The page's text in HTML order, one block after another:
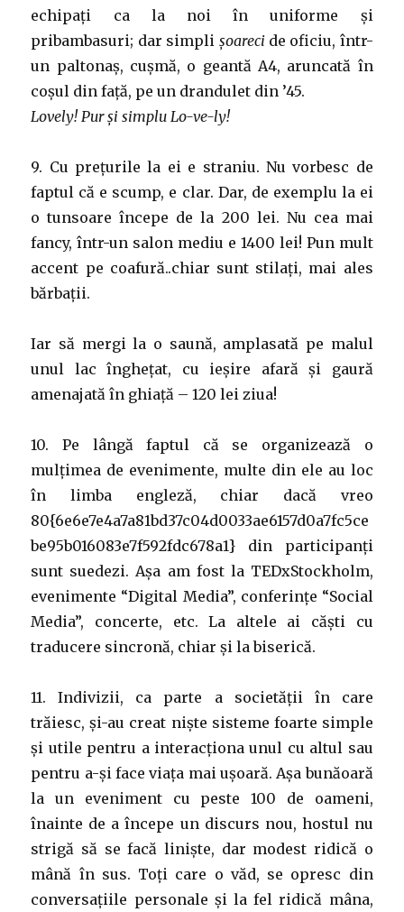
echipați ca la noi în uniforme și
pribambasuri; dar simpli șoareci de oficiu, într-
un paltonaș, cușmă, o geantă A4, aruncată în
coșul din față, pe un drandulet din ’45.
Lovely! Pur și simplu Lo-ve-ly!
9. Cu prețurile la ei e straniu. Nu vorbesc de
faptul că e scump, e clar. Dar, de exemplu la ei
o tunsoare începe de la 200 lei. Nu cea mai
fancy, într-un salon mediu e 1400 lei! Pun mult
accent pe coafură..chiar sunt stilați, mai ales
bărbații.
Iar să mergi la o saună, amplasată pe malul
unul lac înghețat, cu ieșire afară și gaură
amenajată în ghiață – 120 lei ziua!
10. Pe lângă faptul că se organizează o
mulțimea de evenimente, multe din ele au loc
în limba engleză, chiar dacă vreo
80{6e6e7e4a7a81bd37c04d0033ae6157d0a7fc5ce
be95b016083e7f592fdc678a1} din participanți
sunt suedezi. Așa am fost la TEDxStockholm,
evenimente “Digital Media”, conferințe “Social
Media”, concerte, etc. La altele ai căști cu
traducere sincronă, chiar și la biserică.
11. Indivizii, ca parte a societății în care
trăiesc, și-au creat niște sisteme foarte simple
și utile pentru a interacționa unul cu altul sau
pentru a-și face viața mai ușoară. Așa bunăoară
la un eveniment cu peste 100 de oameni,
înainte de a începe un discurs nou, hostul nu
strigă să se facă liniște, dar modest ridică o
mână în sus. Toți care o văd, se opresc din
conversațiile personale și la fel ridică mâna,